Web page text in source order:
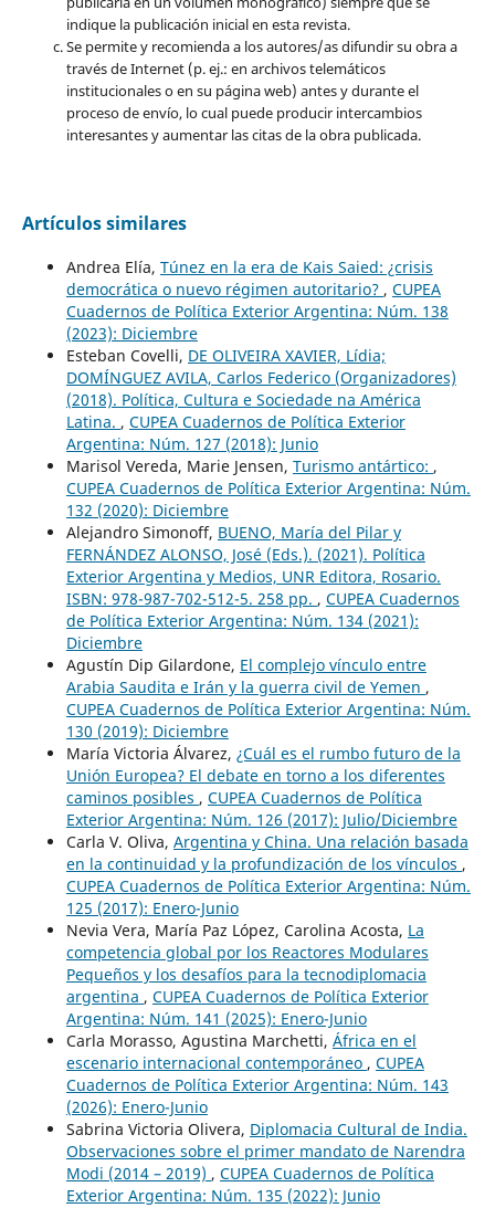
indique la publicación inicial en esta revista.
Se permite y recomienda a los autores/as difundir su obra a
través de Internet (p. ej.: en archivos telemáticos
institucionales o en su página web) antes y durante el
proceso de envío, lo cual puede producir intercambios
interesantes y aumentar las citas de la obra publicada.
Artículos similares
Andrea Elía, Túnez en la era de Kais Saied: ¿crisis
democrática o nuevo régimen autoritario? , CUPEA
Cuadernos de Política Exterior Argentina: Núm. 138
(2023): Diciembre
Esteban Covelli, DE OLIVEIRA XAVIER, Lídia;
DOMÍNGUEZ AVILA, Carlos Federico (Organizadores)
(2018). Política, Cultura e Sociedade na América
Latina. , CUPEA Cuadernos de Política Exterior
Argentina: Núm. 127 (2018): Junio
Marisol Vereda, Marie Jensen, Turismo antártico: ,
CUPEA Cuadernos de Política Exterior Argentina: Núm.
132 (2020): Diciembre
Alejandro Simonoff, BUENO, María del Pilar y
FERNÁNDEZ ALONSO, José (Eds.). (2021). Política
Exterior Argentina y Medios, UNR Editora, Rosario.
ISBN: 978-987-702-512-5. 258 pp. , CUPEA Cuadernos
de Política Exterior Argentina: Núm. 134 (2021):
Diciembre
Agustín Dip Gilardone, El complejo vínculo entre
Arabia Saudita e Irán y la guerra civil de Yemen ,
CUPEA Cuadernos de Política Exterior Argentina: Núm.
130 (2019): Diciembre
María Victoria Álvarez, ¿Cuál es el rumbo futuro de la
Unión Europea? El debate en torno a los diferentes
caminos posibles , CUPEA Cuadernos de Política
Exterior Argentina: Núm. 126 (2017): Julio/Diciembre
Carla V. Oliva, Argentina y China. Una relación basada
en la continuidad y la profundización de los vínculos ,
CUPEA Cuadernos de Política Exterior Argentina: Núm.
125 (2017): Enero-Junio
Nevia Vera, María Paz López, Carolina Acosta, La
competencia global por los Reactores Modulares
Pequeños y los desafíos para la tecnodiplomacia
argentina , CUPEA Cuadernos de Política Exterior
Argentina: Núm. 141 (2025): Enero-Junio
Carla Morasso, Agustina Marchetti, África en el
escenario internacional contemporáneo , CUPEA
Cuadernos de Política Exterior Argentina: Núm. 143
(2026): Enero-Junio
Sabrina Victoria Olivera, Diplomacia Cultural de India.
Observaciones sobre el primer mandato de Narendra
Modi (2014 – 2019) , CUPEA Cuadernos de Política
Exterior Argentina: Núm. 135 (2022): Junio